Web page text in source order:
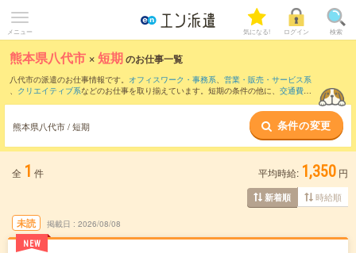
メニュー 気になる! ログイン 検索
熊本県八代市 ×短期のお仕事一覧
八代市の派遣のお仕事情報です。 オフィスワーク・事務系、 営業・販売・サービス系
、 クリエイティブ系などのお仕事を取り揃えています。短期の条件の他に、 交通費別
熊本県八代市 / 短期 条件の変更
全 1 件 平均時給: 1,350 円
新着順 時給順
未読
NEW
掲載日 2026/08/08